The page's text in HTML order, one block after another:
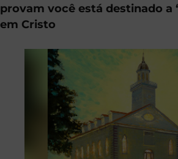
provam você está destinado a
em Cristo